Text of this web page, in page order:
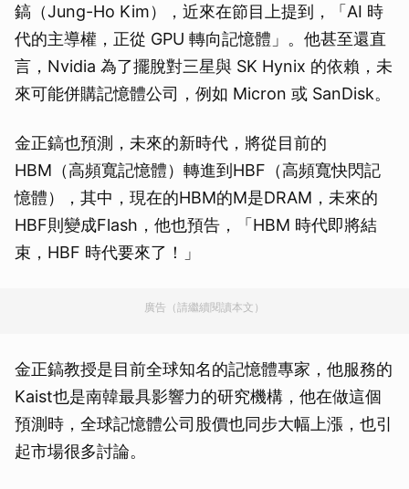
鎬（Jung-Ho Kim），近來在節目上提到，「AI 時
代的主導權，正從 GPU 轉向記憶體」。他甚至還直
言，Nvidia 為了擺脫對三星與 SK Hynix 的依賴，未
來可能併購記憶體公司，例如 Micron 或 SanDisk。
金正鎬也預測，未來的新時代，將從目前的
HBM（高頻寬記憶體）轉進到HBF（高頻寬快閃記
憶體），其中，現在的HBM的M是DRAM，未來的
HBF則變成Flash，他也預告，「HBM 時代即將結
束，HBF 時代要來了！」
廣告（請繼續閱讀本文）
金正鎬教授是目前全球知名的記憶體專家，他服務的
Kaist也是南韓最具影響力的研究機構，他在做這個
預測時，全球記憶體公司股價也同步大幅上漲，也引
起市場很多討論。